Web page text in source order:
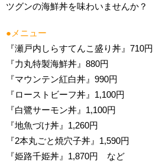
ツグンの海鮮丼を味わいませんか？
●メニュー
『瀬戸内しらすてんこ盛り丼』710円
『力丸特製海鮮丼』880円
『マウンテン紅白丼』990円
『ローストビーフ丼』1,100円
『白鷺サーモン丼』1,100円
『地魚づけ丼』1,260円
『2本丸ごと焼穴子丼』1,590円
『姫路千姫丼』1,870円 など